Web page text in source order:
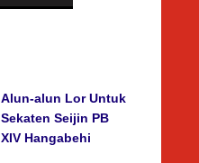
Alun-alun Lor Untuk
Sekaten Seijin PB
XIV Hangabehi